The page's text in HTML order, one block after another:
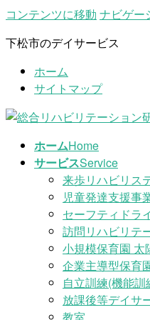
コンテンツに移動 ナビゲー
下松市のデイサービス
ホーム
サイトマップ
ホームHome
サービスService
来歩リハビリス
児童発達支援
セーフティドラ
訪問リハビリテ
小規模保育園 太
企業主導型保育
自立訓練(機能
放課後等デイ